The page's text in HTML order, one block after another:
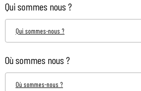
Qui sommes nous ?
Qui sommes-nous ?
Où sommes nous ?
Où sommes-nous ?